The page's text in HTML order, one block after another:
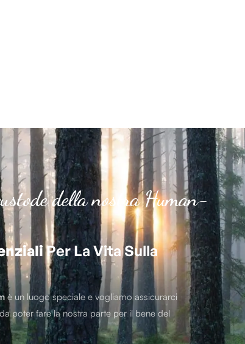
della nostra Human-
Per La Vita Sulla
è un luogo speciale e vogliamo assicurarci
poter fare la nostra parte per il bene del